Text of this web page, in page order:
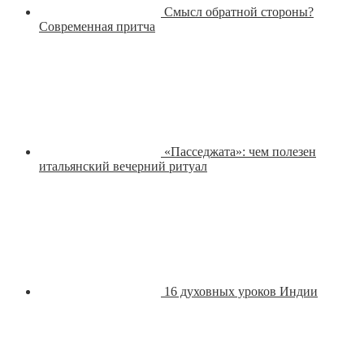
Смысл обратной стороны?
Современная притча
«Пасседжата»: чем полезен
итальянский вечерний ритуал
16 духовных уроков Индии